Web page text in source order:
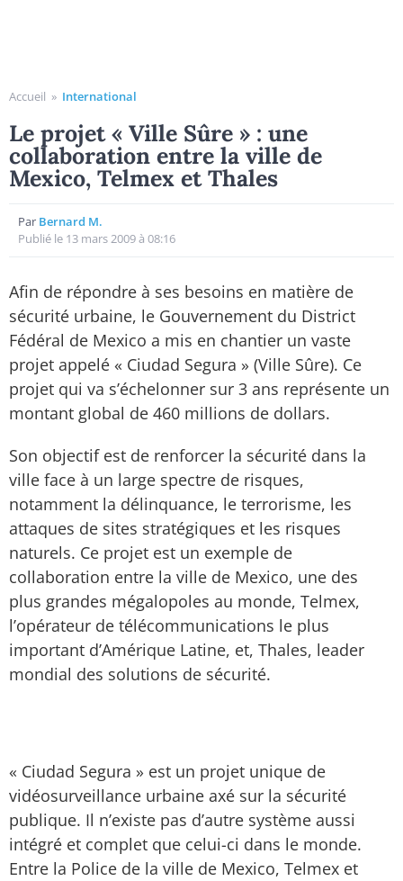
Accueil » International
Le projet « Ville Sûre » : une
collaboration entre la ville de
Mexico, Telmex et Thales
Par Bernard M.
Publié le 13 mars 2009 à 08:16
Afin de répondre à ses besoins en matière de
sécurité urbaine, le Gouvernement du District
Fédéral de Mexico a mis en chantier un vaste
projet appelé « Ciudad Segura » (Ville Sûre). Ce
projet qui va s’échelonner sur 3 ans représente un
montant global de 460 millions de dollars.
Son objectif est de renforcer la sécurité dans la
ville face à un large spectre de risques,
notamment la délinquance, le terrorisme, les
attaques de sites stratégiques et les risques
naturels. Ce projet est un exemple de
collaboration entre la ville de Mexico, une des
plus grandes mégalopoles au monde, Telmex,
l’opérateur de télécommunications le plus
important d’Amérique Latine, et, Thales, leader
mondial des solutions de sécurité.
« Ciudad Segura » est un projet unique de
vidéosurveillance urbaine axé sur la sécurité
publique. Il n’existe pas d’autre système aussi
intégré et complet que celui-ci dans le monde.
Entre la Police de la ville de Mexico, Telmex et